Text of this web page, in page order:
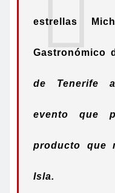
estrellas
Gastronómico
de Tenerife
evento que
producto que
Isla.